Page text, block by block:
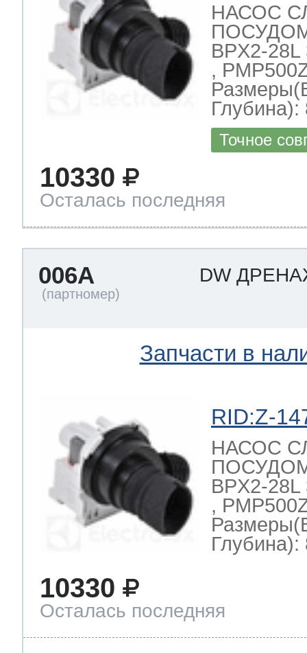
НАСОС
BPX2-
,
Глубина):
Точное
10330
Осталась последняя
006A DW
Запчасти в
RID:Z-
НАСОС
BPX2-
,
Глубина):
10330
Осталась последняя